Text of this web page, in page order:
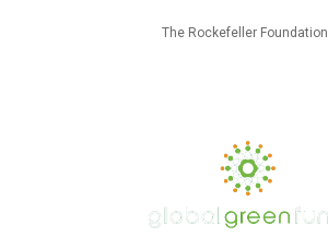
The Rockefeller Foundation